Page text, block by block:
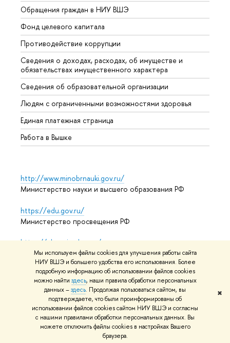
Мы используем файлы cookies для улучшения работы сайта
НИУ ВШЭ и большего удобства его использования. Более
подробную информацию об использовании файлов cookies
можно найти здесь, наши правила обработки персональных
данных –здесь. Продолжая пользоваться сайтом, вы
подтверждаете, что были проинформированы об
использовании файлов cookies сайтом НИУ ВШЭ и согласны
с нашими правилами обработки персональных данных. Вы
можете отключить файлы cookies в настройках Вашего
браузера.
✖
Обращения граждан в НИУ ВШЭ
Фонд целевого капитала
Противодействие коррупции
Сведения о доходах, расходах, об имуществе и
обязательствах имущественного характера
Сведения об образовательной организации
Людям с ограниченными возможностями здоровья
Единая платежная страница
Работа в Вышке
http://www.minobrnauki.gov.ru/
Министерство науки и высшего образования РФ
https://edu.gov.ru/
Министерство просвещения РФ
https://elearning.hse.ru/mooc
Массовые открытые онлайн-курсы
© НИУ ВШЭ 1993–2026 Адреса и контактыУсловия
использования материаловПолитика конфиденциальности
Карта сайта
Редактору